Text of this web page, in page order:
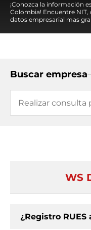
¡Conozca la información
Colombia! Encuentre NIT,
datos empresarial mas
Buscar empresa
WS
¿Registro RUES